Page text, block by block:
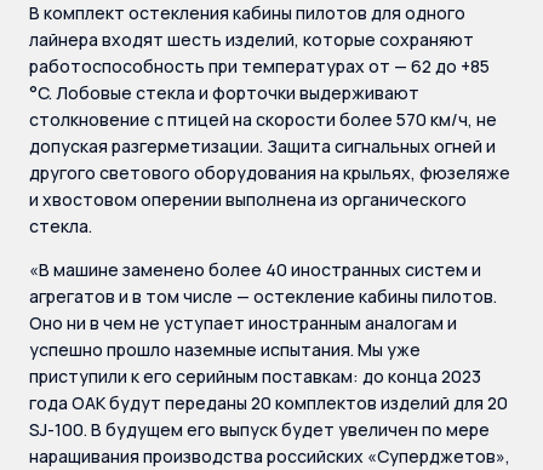
В комплект остекления кабины пилотов для одного
лайнера входят шесть изделий, которые сохраняют
работоспособность при температурах от — 62 до +85
°C. Лобовые стекла и форточки выдерживают
столкновение с птицей на скорости более 570 км/ч, не
допуская разгерметизации. Защита сигнальных огней и
другого светового оборудования на крыльях, фюзеляже
и хвостовом оперении выполнена из органического
стекла.
«В машине заменено более 40 иностранных систем и
агрегатов и в том числе — остекление кабины пилотов.
Оно ни в чем не уступает иностранным аналогам и
успешно прошло наземные испытания. Мы уже
приступили к его серийным поставкам: до конца 2023
года ОАК будут переданы 20 комплектов изделий для 20
SJ-100. В будущем его выпуск будет увеличен по мере
наращивания производства российских «Суперджетов»,